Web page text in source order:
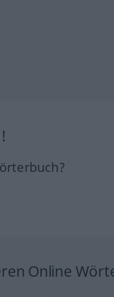
Online